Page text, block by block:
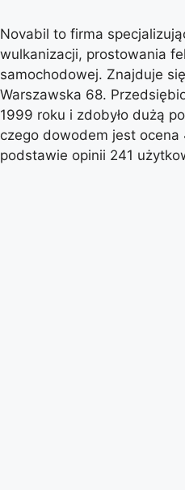
Novabil to firma
wulkanizacji, prostowania
samochodowej. Znajduje
Warszawska 68.
1999 roku i zdobyło dużą
czego dowodem jest
podstawie opinii 241